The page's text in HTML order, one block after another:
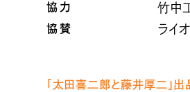
協力 竹中
協賛 ライ
「太田喜二郎と藤井厚二」出